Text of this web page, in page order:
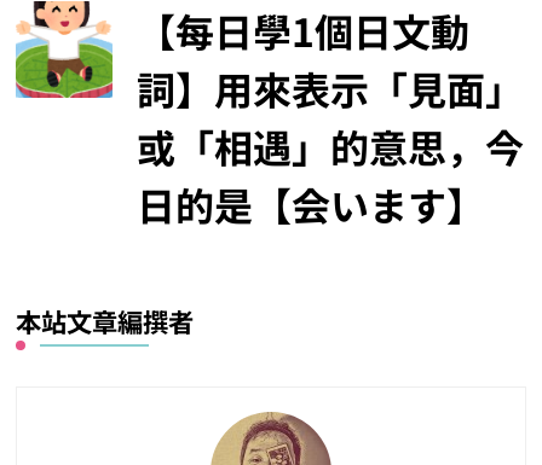
【每日學1個日文動
詞】用來表示「見面」
或「相遇」的意思，今
日的是【会います】
本站文章編撰者